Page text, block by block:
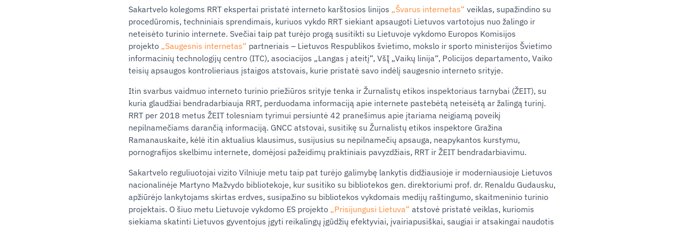
Sakartvelo kolegoms RRT ekspertai pristatė interneto karštosios linijos „Švarus internetas“ veiklas, supažindino su
procedūromis, techniniais sprendimais, kuriuos vykdo RRT siekiant apsaugoti Lietuvos vartotojus nuo žalingo ir
neteisėto turinio internete. Svečiai taip pat turėjo progą susitikti su Lietuvoje vykdomo Europos Komisijos
projekto „Saugesnis internetas“ partneriais ‒ Lietuvos Respublikos švietimo, mokslo ir sporto ministerijos Švietimo
informacinių technologijų centro (ITC), asociacijos „Langas į ateitį“, VšĮ „Vaikų linija“, Policijos departamento, Vaiko
teisių apsaugos kontrolieriaus įstaigos atstovais, kurie pristatė savo indėlį saugesnio interneto srityje.
Itin svarbus vaidmuo interneto turinio priežiūros srityje tenka ir Žurnalistų etikos inspektoriaus tarnybai (ŽEIT), su
kuria glaudžiai bendradarbiauja RRT, perduodama informaciją apie internete pastebėtą neteisėtą ar žalingą turinį.
RRT per 2018 metus ŽEIT tolesniam tyrimui persiuntė 42 pranešimus apie įtariama neigiamą poveikį
nepilnamečiams darančią informaciją. GNCC atstovai, susitikę su Žurnalistų etikos inspektore Gražina
Ramanauskaite, kėlė itin aktualius klausimus, susijusius su nepilnamečių apsauga, neapykantos kurstymu,
pornografijos skelbimu internete, domėjosi pažeidimų praktiniais pavyzdžiais, RRT ir ŽEIT bendradarbiavimu.
Sakartvelo reguliuotojai vizito Vilniuje metu taip pat turėjo galimybę lankytis didžiausioje ir moderniausioje Lietuvos
nacionalinėje Martyno Mažvydo bibliotekoje, kur susitiko su bibliotekos gen. direktoriumi prof. dr. Renaldu Gudausku,
apžiūrėjo lankytojams skirtas erdves, susipažino su bibliotekos vykdomais medijų raštingumo, skaitmeninio turinio
projektais. O šiuo metu Lietuvoje vykdomo ES projekto „Prisijungusi Lietuva“ atstovė pristatė veiklas, kuriomis
siekiama skatinti Lietuvos gyventojus įgyti reikalingų įgūdžių efektyviai, įvairiapusiškai, saugiai ir atsakingai naudotis